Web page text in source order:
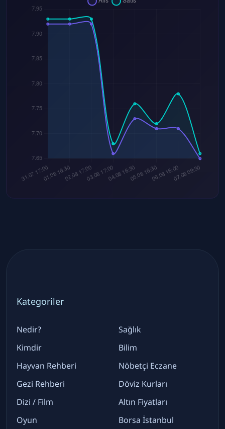
Kategoriler
Nedir?
Kimdir
Hayvan Rehberi
Gezi Rehberi
Dizi / Film
Oyun
Sağlık
Bilim
Nöbetçi Eczane
Döviz Kurları
Altın Fiyatları
Borsa İstanbul